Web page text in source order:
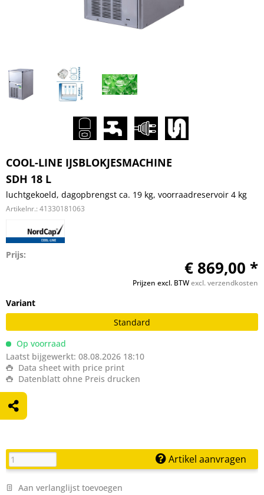
COOL-LINE IJSBLOKJESMACHINE
SDH 18 L
luchtgekoeld, dagopbrengst ca. 19 kg, voorraadreservoir 4 kg
Artikelnr.: 41330181063
Prijs:
€ 869,00 *
Prijzen excl. BTWexcl. verzendkosten
Variant
Standard
Op voorraad
Laatst bijgewerkt: 08.08.2026 18:10
Data sheet with price print
Datenblatt ohne Preis drucken
Artikel aanvragen
Aan verlanglijst toevoegen